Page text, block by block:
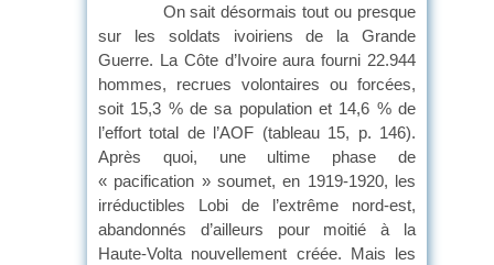
On sait désormais tout ou presque
sur les soldats ivoiriens de la Grande
Guerre. La Côte d’Ivoire aura fourni 22.944
hommes, recrues volontaires ou forcées,
soit 15,3 % de sa population et 14,6 % de
l’effort total de l’AOF (tableau 15, p. 146).
Après quoi, une ultime phase de
« pacification » soumet, en 1919-1920, les
irréductibles Lobi de l’extrême nord-est,
abandonnés d’ailleurs pour moitié à la
Haute-Volta nouvellement créée. Mais les